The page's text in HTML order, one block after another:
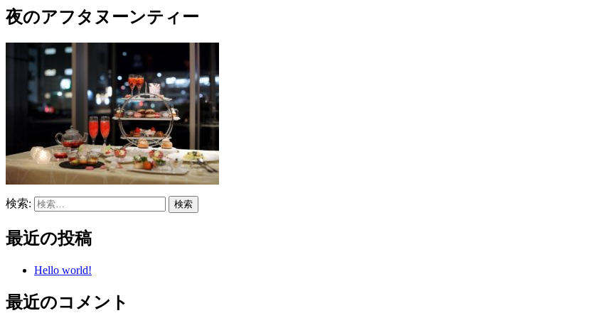
夜のアフタヌーンティー
検索:
最近の投稿
Hello world!
最近のコメント